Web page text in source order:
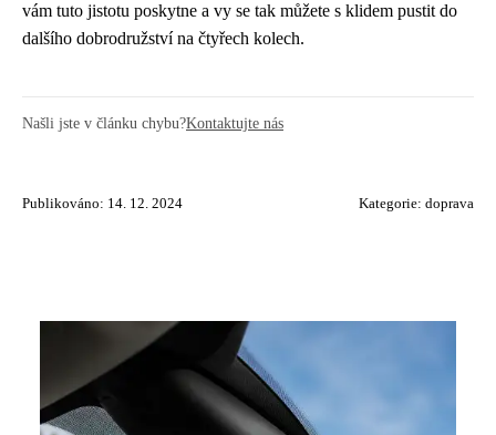
vám tuto jistotu poskytne a vy se tak můžete s klidem pustit do
dalšího dobrodružství na čtyřech kolech.
Našli jste v článku chybu?Kontaktujte nás
Publikováno: 14. 12. 2024 Kategorie: doprava